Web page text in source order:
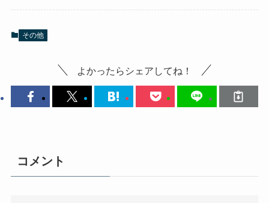
その他
よかったらシェアしてね！
コメント